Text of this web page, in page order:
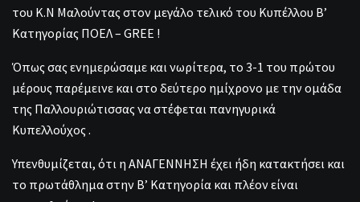
του Κ.Ν Μαλούντας στον μεγάλο τελικό του Κυπέλλου Β’
Κατηγορίας ΠΟΕΛ – GREE !
Όπως σας ενημερώσαμε και νωρίτερα, το 3-1 του πρώτου
μέρους παρέμεινε και στο δεύτερο ημίχρονο με την ομάδα
της Παλλουριώτισσας να στέφεται πανηγυρικά
Κυπελλούχος .
Υπενθυμίζεται, ότι η ΑΝΑΓΕΝΝΗΣΗ έχει ήδη κατακτήσει και
το πρωτάθλημα στην Β’ Κατηγορία και πλέον είναι